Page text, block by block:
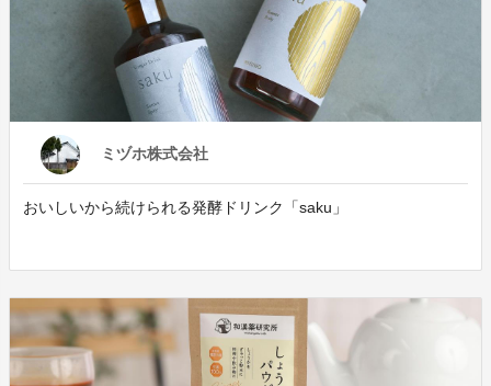
ミヅホ株式会社
おいしいから続けられる発酵ドリンク「saku」